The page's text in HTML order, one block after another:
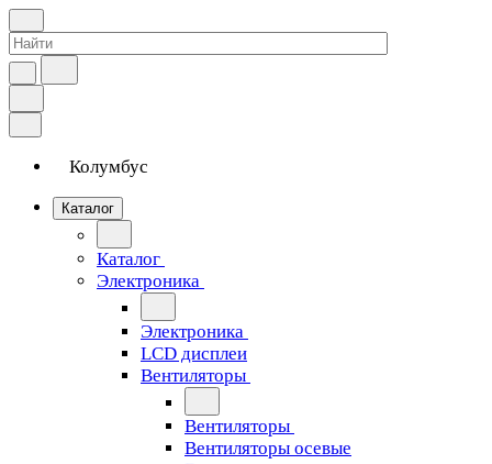
Колумбус
Каталог
Каталог
Электроника
Электроника
LCD дисплеи
Вентиляторы
Вентиляторы
Вентиляторы осевые